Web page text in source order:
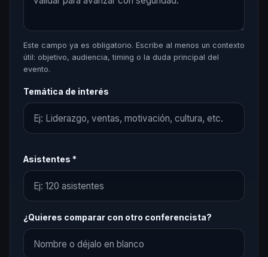
Este campo ya es obligatorio. Escribe al menos un contexto
útil: objetivo, audiencia, timing o la duda principal del
evento.
Temática de interés
Asistentes *
¿Quieres comparar con otro conferencista?